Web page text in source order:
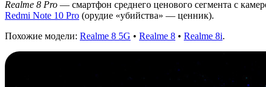
Realme 8 Pro — смартфон среднего ценового сегмента с
Redmi Note 10 Pro (орудие «убийства» — ценник).
Похожие модели: Realme 8 5G • Realme 8 • Realme 8i.